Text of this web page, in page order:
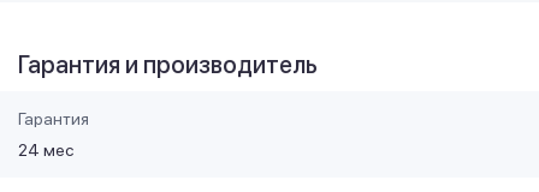
Гарантия и производитель
Гарантия
24 мес